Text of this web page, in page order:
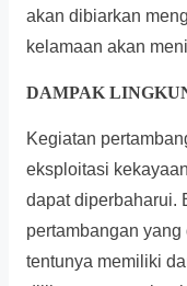
akan dibiarkan
kelamaan akan
DAMPAK
Kegiatan
eksploitasi
dapat diperbaharui.
pertambangan
tentunya memiliki